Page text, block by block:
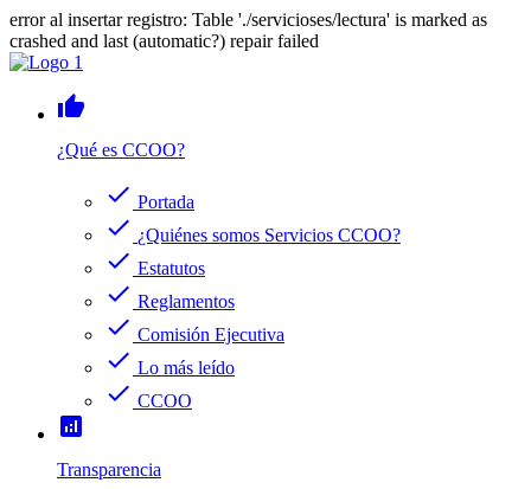
error al insertar registro: Table './servicioses/lectura' is marked as
crashed and last (automatic?) repair failed
thumb_up
¿Qué es CCOO?
check Portada
check ¿Quiénes somos Servicios CCOO?
check Estatutos
check Reglamentos
check Comisión Ejecutiva
check Lo más leído
check CCOO
analytics
Transparencia